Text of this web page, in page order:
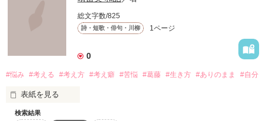
文章力なくて伝わりずらいと思いますが
読んでみよう、など思ってくれた方々へ。
作品を読む
君の目の前にはたくさんの道がある。
どの道に進むかは君次第だ。
総文字数/825
詩・短歌・俳句・川柳 1ページ
0
#悩み #考える #考え方 #考え癖 #苦悩 #葛藤 #生き方 #ありのまま #自分
表紙を見る
検索結果